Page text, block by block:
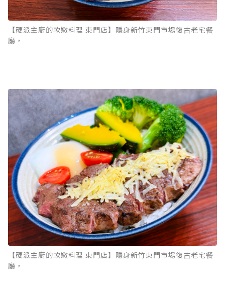
【硬派主廚的軟嫩料理 東門店】隱身新竹東門市場復古老宅餐
廳，
【硬派主廚的軟嫩料理 東門店】隱身新竹東門市場復古老宅餐
廳，